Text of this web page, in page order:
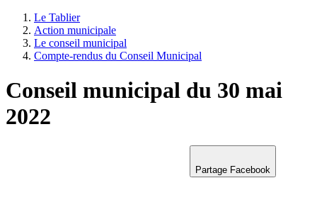
Le Tablier
Action municipale
Le conseil municipal
Compte-rendus du Conseil Municipal
Conseil municipal du 30 mai
2022
Partage Facebook